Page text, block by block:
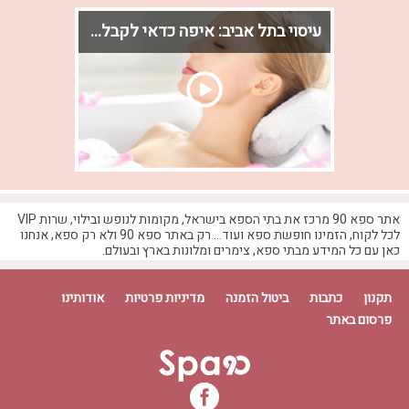
עיסוי בתל אביב: איפה כדאי לקבל עיסוי בעיר ללא הפסקה?
אתר ספא 90 מרכז את בתי הספא בישראל, מקומות לנופש ובילוי, שרות VIP
לכל לקוח, הזמינו חופשת ספא ועוד... רק באתר ספא 90 ולא רק ספא, אנחנו
כאן עם כל המידע מבתי ספא, צימרים ומלונות בארץ ובעולם.
תקנון כתבות ביטול הזמנה מדיניות פרטיות
אודותינו
פרסום באתר